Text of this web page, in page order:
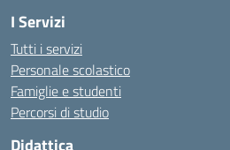
I Servizi
Tutti i servizi
Personale scolastico
Famiglie e studenti
Percorsi di studio
Didattica